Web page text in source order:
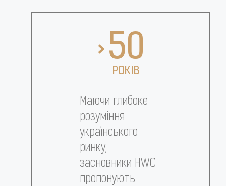
>
РОКІВ
50
Маючи глибоке
розуміння
українського
ринку,
засновники HWC
пропонують